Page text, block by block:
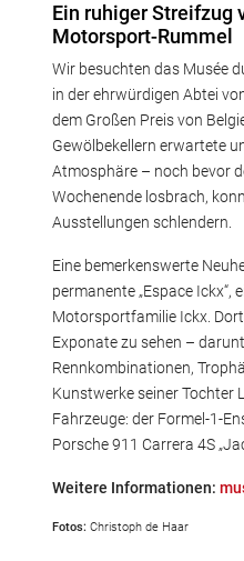
Ein ruhiger Streifzug
Motorsport-Rummel
Wir besuchten das Musée
in der ehrwürdigen Abtei
dem Großen Preis von
Gewölbekellern erwartete
Atmosphäre – noch bevor
Wochenende losbrach,
Ausstellungen schlendern.
Eine bemerkenswerte
permanente „Espace Ickx“,
Motorsportfamilie Ickx.
Exponate zu sehen –
Rennkombinationen,
Kunstwerke seiner Tochter
Fahrzeuge: der Formel-1-
Porsche 911 Carrera 4S
Weitere Informationen:
Fotos: Christoph de Haar